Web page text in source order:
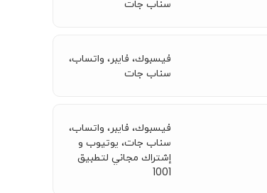
سناب جات
فيسبوك، فايبر، واتساب،
سناب جات
فيسبوك، فايبر، واتساب،
سناب جات، يوتيوب و
إشتراك مجاني لتطبيق
1001